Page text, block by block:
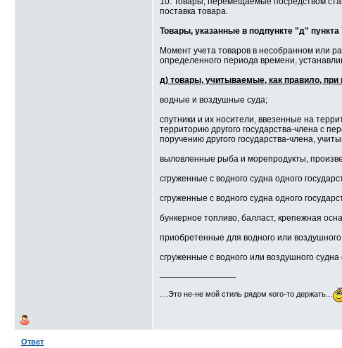
поставка товара.
Товары, указанные в подпункте "д"
Момент учета товаров в несобранном или
определенного периода времени,
д) товары, учитываемые, как правило, при
водные и воздушные суда;
спутники и их носители, ввезенные на
территорию другого государства-члена с
поручению другого государства-члена,
выловленные рыба и морепродукты,
сгруженные с водного судна одного
сгруженные с водного судна одного
бункерное топливо, балласт, крепежная
приобретенные для водного или воздушного
сгруженные с водного или воздушного судна
....Это не-не мой стиль рядом кого-то держать...
Ответ